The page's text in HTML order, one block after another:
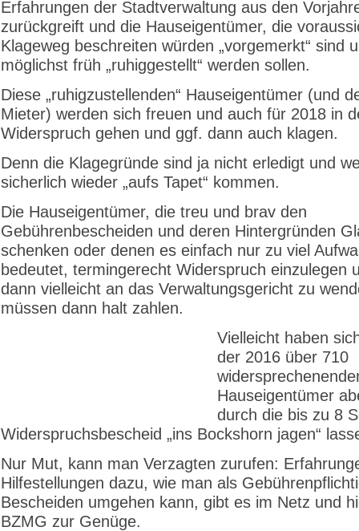
Erfahrungen der Stadtverwaltung aus den
zurückgreift und die Hauseigentümer, die
Klageweg beschreiten würden „vorgemerkt“ sind
möglichst früh „ruhiggestellt“ werden sollen.
Diese „ruhigzustellenden“ Hauseigentümer (und
Mieter) werden sich freuen und auch für 2018 in
Widerspruch gehen und ggf. dann auch klagen.
Denn die Klagegründe sind ja nicht erledigt und
sicherlich wieder „aufs Tapet“ kommen.
Die Hauseigentümer, die treu und brav den
Gebührenbescheiden und deren Hintergründen
schenken oder denen es einfach nur zu viel
bedeutet, termingerecht Widerspruch einzulegen
dann vielleicht an das Verwaltungsgericht zu
müssen dann halt zahlen.
Vielleicht haben
der 2016 über 710
Hauseigentümer
durch die bis zu 8
Widerspruchsbescheid „ins Bockshorn jagen“
Nur Mut, kann man Verzagten zurufen:
Hilfestellungen dazu, wie man als
Bescheiden umgehen kann, gibt es im Netz und
BZMG zur Genüge.